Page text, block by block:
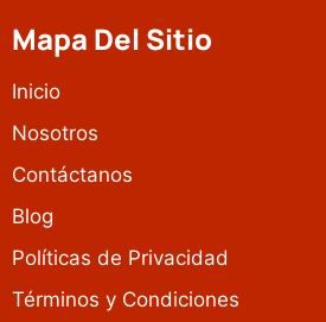
Mapa Del Sitio
Inicio
Nosotros
Contáctanos
Blog
Políticas de Privacidad
Términos y Condiciones